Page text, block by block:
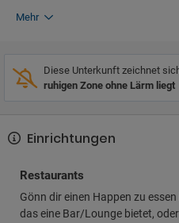
Mehr
Diese Unterkunft zeichnet
ruhigen Zone ohne Lärm liegt
Einrichtungen
Restaurants
Gönn dir einen Happen zu
das eine Bar/Lounge bietet,